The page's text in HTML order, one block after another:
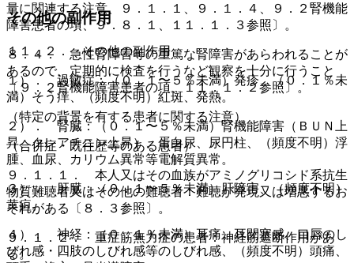
量に関連する注意、９．１．１、９．１．４、９．２腎機能
障害患者の項、９．８．１、１１．１．３参照〕。
８．４． 急性腎障害等の重篤な腎障害があらわれることが
あるので、定期的に検査を行うなど観察を十分に行うこと
〔９．２腎機能障害患者の項、１１．１．２参照〕。
（特定の背景を有する患者に関する注意）
（合併症・既往歴等のある患者）
９．１．１． 本人又はその血族がアミノグリコシド系抗生
物質難聴者又はその他の難聴者：難聴が発現又は増悪するお
それがある〔８．３参照〕。
９．１．２． 重症筋無力症の患者：神経筋遮断作用があ
る。
その他の副作用
１１．２． その他の副作用
１）． 過敏症：（０．１〜５％未満）発疹、（０．１％未
満）そう痒、（頻度不明）紅斑、発熱。
２）． 腎臓：（０．１〜５％未満）腎機能障害（ＢＵＮ上
昇、クレアチニン上昇）、蛋白尿、尿円柱、（頻度不明）浮
腫、血尿、カリウム異常等電解質異常。
３）． 肝臓：（０．１〜５％未満）肝障害、（頻度不明）
黄疸。
４）． 神経：（０．１％未満）耳痛、耳閉塞感、口唇のし
びれ感・四肢のしびれ感等のしびれ感、（頻度不明）頭痛、